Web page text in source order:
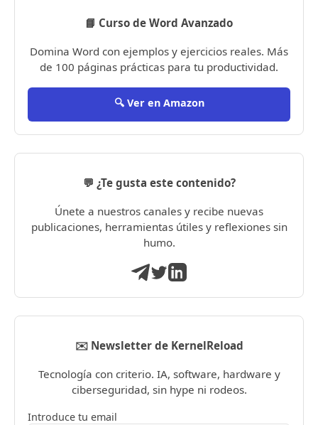
📘 Curso de Word Avanzado
Domina Word con ejemplos y ejercicios reales. Más
de 100 páginas prácticas para tu productividad.
🔍 Ver en Amazon
💬 ¿Te gusta este contenido?
Únete a nuestros canales y recibe nuevas
publicaciones, herramientas útiles y reflexiones sin
humo.
✉️ Newsletter de KernelReload
Tecnología con criterio. IA, software, hardware y
ciberseguridad, sin hype ni rodeos.
Introduce tu email